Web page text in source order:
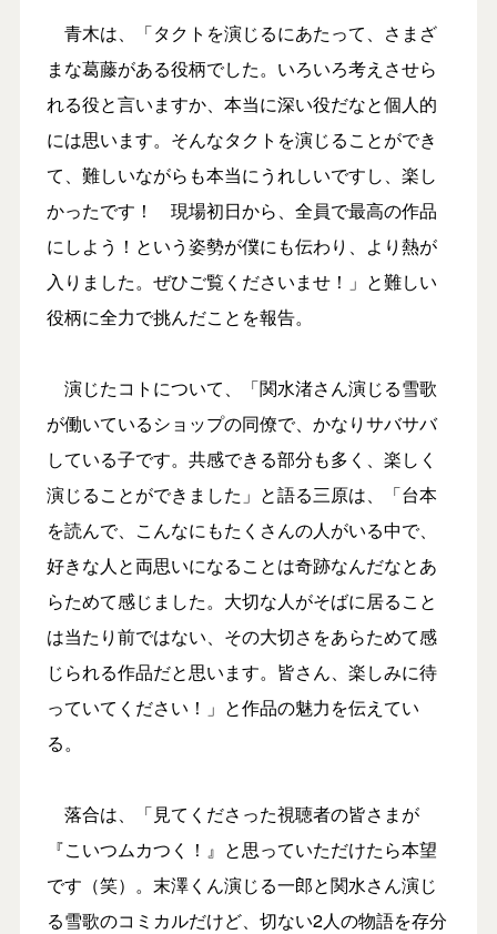
青木は、「タクトを演じるにあたって、さまざ
まな葛藤がある役柄でした。いろいろ考えさせら
れる役と言いますか、本当に深い役だなと個人的
には思います。そんなタクトを演じることができ
て、難しいながらも本当にうれしいですし、楽し
かったです！ 現場初日から、全員で最高の作品
にしよう！という姿勢が僕にも伝わり、より熱が
入りました。ぜひご覧くださいませ！」と難しい
役柄に全力で挑んだことを報告。
演じたコトについて、「関水渚さん演じる雪歌
が働いているショップの同僚で、かなりサバサバ
している子です。共感できる部分も多く、楽しく
演じることができました」と語る三原は、「台本
を読んで、こんなにもたくさんの人がいる中で、
好きな人と両思いになることは奇跡なんだなとあ
らためて感じました。大切な人がそばに居ること
は当たり前ではない、その大切さをあらためて感
じられる作品だと思います。皆さん、楽しみに待
っていてください！」と作品の魅力を伝えてい
る。
落合は、「見てくださった視聴者の皆さまが
『こいつムカつく！』と思っていただけたら本望
です（笑）。末澤くん演じる一郎と関水さん演じ
る雪歌のコミカルだけど、切ない2人の物語を存分